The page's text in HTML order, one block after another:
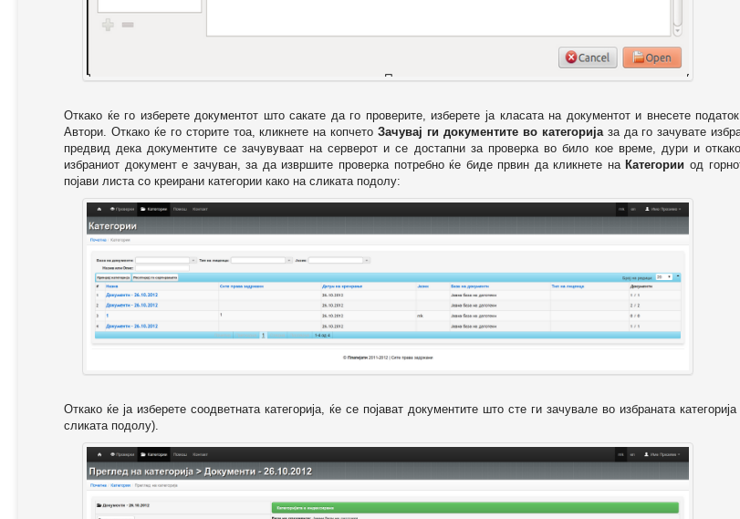
Откако ќе го изберете документот што сакате да го проверите, изберете ја класата на документот и внесете
Автори. Откако ќе го сторите тоа, кликнете на копчетоЗачувај ги документите во категоријаза да го зачувате
предвид дека документите се зачувуваат на серверот и се достапни за проверка во било кое време, дури и
избраниот документ е зачуван, за да извршите проверка потребно ќе биде првин да кликнете на Категории од
појави листа со креирани категории како на сликата подолу:
Откако ќе ја изберете соодветната категорија, ќе се појават документите што сте ги зачувале во избраната
сликата подолу).